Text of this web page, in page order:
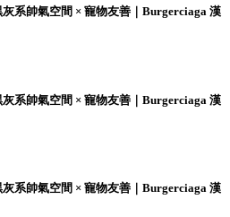
灰系帥氣空間 × 寵物友善｜Burgerciaga 漢
灰系帥氣空間 × 寵物友善｜Burgerciaga 漢
灰系帥氣空間 × 寵物友善｜Burgerciaga 漢